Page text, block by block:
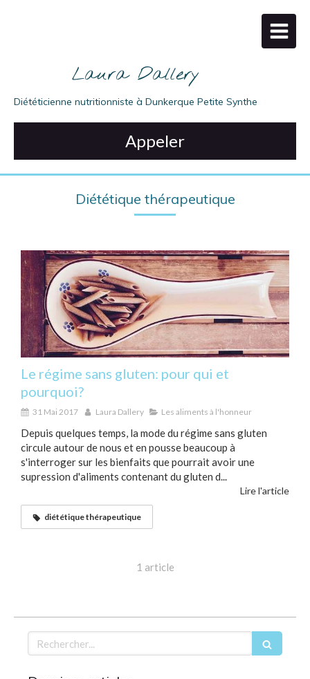
Laura Dallery
Diététicienne nutritionniste à Dunkerque Petite Synthe
Appeler
Diététique thérapeutique
Le régime sans gluten: pour qui et
pourquoi?
31 Mai 2017 Laura Dallery Les aliments à l'honneur
Depuis quelques temps, la mode du régime sans gluten
circule autour de nous et en pousse beaucoup à
s'interroger sur les bienfaits que pourrait avoir une
supression d'aliments contenant du gluten d...
Lire l'article
diététique thérapeutique
1 article
Rechercher